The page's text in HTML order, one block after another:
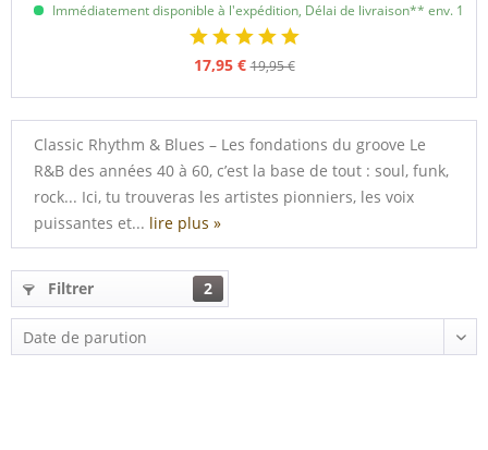
Immédiatement disponible à l'expédition, Délai de livraison** env. 1 à
17,95 € 19,95 €
Classic Rhythm & Blues – Les fondations du groove Le
R&B des années 40 à 60, c’est la base de tout : soul, funk,
rock... Ici, tu trouveras les artistes pionniers, les voix
puissantes et... lire plus »
Filtrer 2